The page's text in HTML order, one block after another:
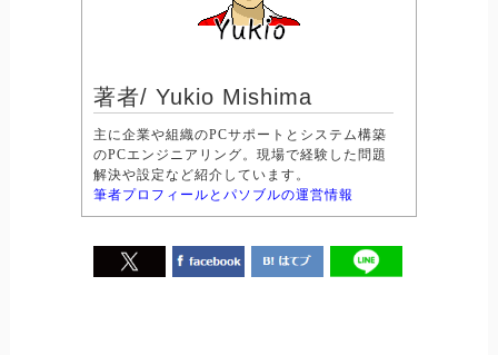
著者/ Yukio Mishima
主に企業や組織のPCサポートとシステム構築
のPCエンジニアリング。現場で経験した問題
解決や設定など紹介しています。
筆者プロフィールとパソブルの運営情報